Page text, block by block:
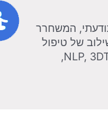
המשחרר
של טיפול
ביואורגונומי, NLP, 3DTherapy,